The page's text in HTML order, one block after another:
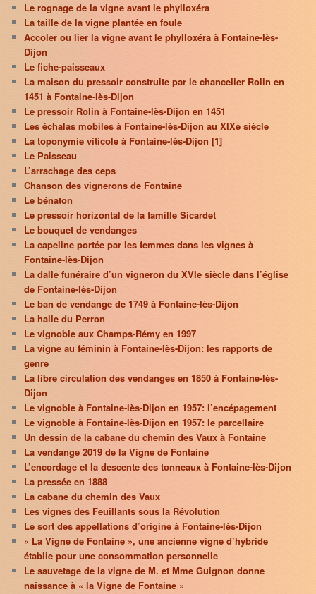
Le rognage de la vigne avant le phylloxéra
La taille de la vigne plantée en foule
Accoler ou lier la vigne avant le phylloxéra à Fontaine-lès-
Dijon
Le fiche-paisseaux
La maison du pressoir construite par le chancelier Rolin en
1451 à Fontaine-lès-Dijon
Le pressoir Rolin à Fontaine-lès-Dijon en 1451
Les échalas mobiles à Fontaine-lès-Dijon au XIXe siècle
La toponymie viticole à Fontaine-lès-Dijon [1]
Le Paisseau
L’arrachage des ceps
Chanson des vignerons de Fontaine
Le bénaton
Le pressoir horizontal de la famille Sicardet
Le bouquet de vendanges
La capeline portée par les femmes dans les vignes à
Fontaine-lès-Dijon
La dalle funéraire d’un vigneron du XVIe siècle dans l’église
de Fontaine-lès-Dijon
Le ban de vendange de 1749 à Fontaine-lès-Dijon
La halle du Perron
Le vignoble aux Champs-Rémy en 1997
La vigne au féminin à Fontaine-lès-Dijon: les rapports de
genre
La libre circulation des vendanges en 1850 à Fontaine-lès-
Dijon
Le vignoble à Fontaine-lès-Dijon en 1957: l’encépagement
Le vignoble à Fontaine-lès-Dijon en 1957: le parcellaire
Un dessin de la cabane du chemin des Vaux à Fontaine
La vendange 2019 de la Vigne de Fontaine
L’encordage et la descente des tonneaux à Fontaine-lès-Dijon
La pressée en 1888
La cabane du chemin des Vaux
Les vignes des Feuillants sous la Révolution
Le sort des appellations d’origine à Fontaine-lès-Dijon
« La Vigne de Fontaine », une ancienne vigne d’hybride
établie pour une consommation personnelle
Le sauvetage de la vigne de M. et Mme Guignon donne
naissance à « la Vigne de Fontaine »